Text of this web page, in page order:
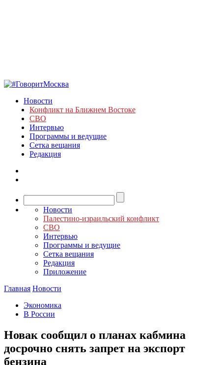
Новости
Конфликт на Ближнем Востоке
СВО
Интервью
Программы и ведущие
Сетка вещания
Редакция
Новости
Палестино-израильский конфликт
СВО
Интервью
Программы и ведущие
Сетка вещания
Редакция
Приложение
Главная Новости
Экономика
В России
Новак сообщил о планах кабмина
досрочно снять запрет на экспорт
бензина